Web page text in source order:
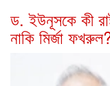
ড. ইউনূসকে কী
নাকি মির্জা